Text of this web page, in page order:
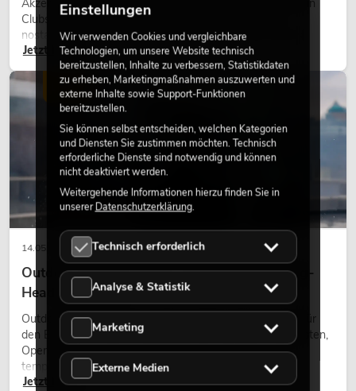
Akzente prägen viele aktuelle Lichtdesigns auf Bühnen, in
Clubs und bei Events. Retro-Licht ist dabei kein rein
nostalgischer Effekt, sondern ein bewusst eingesetztes
Gestaltungsmittel: Es schafft Atmosphäre, gibt Szenen
Charakter und kann technische LED-Setups emotionaler
wirken lassen.
Jetzt lesen
14.05.2026
Outdoor Moving-Heads: Wetterfeste Moving-
Heads bei Events
Outdoor Moving-Heads sind bewegliche Scheinwerfer für
den Einsatz im Freien. Sie werden bei Festivals, Stadtfesten,
Open-Air-Konzerten, Architekturinszenierungen und
temporären Außeninstallationen eingesetzt.
Jetzt lesen
LICHT
Einstellungen
Wir verwenden Cookies und vergleichbare
Technologien, um unsere Website technisch
bereitzustellen, Inhalte zu verbessern, Statistikdaten
zu erheben, Marketingmaßnahmen auszuwerten und
externe Inhalte sowie Support-Funktionen
bereitzustellen.
Sie können selbst entscheiden, welchen Kategorien
und Diensten Sie zustimmen möchten. Technisch
erforderliche Dienste sind notwendig und können
nicht deaktiviert werden.
Weitergehende Informationen hierzu finden Sie in
unsererDatenschutzerklärung.
Technisch erforderlich
Analyse & Statistik
Marketing
Externe Medien